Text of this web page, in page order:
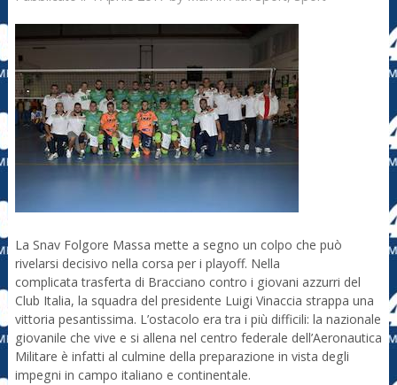
La Snav Folgore Massa mette a segno un colpo che può
rivelarsi decisivo nella corsa per i playoff. Nella
complicata trasferta di Bracciano contro i giovani azzurri del
Club Italia, la squadra del presidente Luigi Vinaccia strappa una
vittoria pesantissima. L’ostacolo era tra i più difficili: la nazionale
giovanile che vive e si allena nel centro federale dell’Aeronautica
Militare è infatti al culmine della preparazione in vista degli
impegni in campo italiano e continentale.